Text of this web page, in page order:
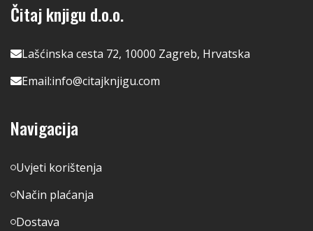
Čitaj knjigu d.o.o.
Lašćinska cesta 72, 10000 Zagreb, Hrvatska
Email:info@citajknjigu.com
Navigacija
Uvjeti korištenja
Način plaćanja
Dostava